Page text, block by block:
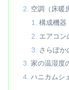
空調（床暖
構成機器
エアコン
さらぽか
家の温湿度
ハニカムシ